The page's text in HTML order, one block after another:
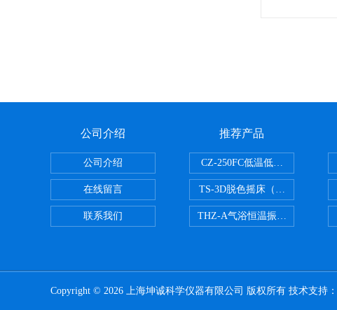
公司介绍
公司介绍
在线留言
联系我们
推荐产品
CZ-250FC低温低湿种子储藏柜
TS-3D脱色摇床（三维运动）
THZ-A气浴恒温振荡器
Copyright © 2026 上海坤诚科学仪器有限公司 版权所有 技术支持：